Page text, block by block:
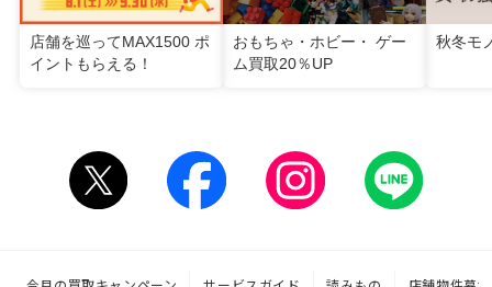
店舗を巡ってMAX1500 ポ
イントもらえる！
おもちゃ・ホビー・ ゲー
ム買取20％UP
秋冬モ